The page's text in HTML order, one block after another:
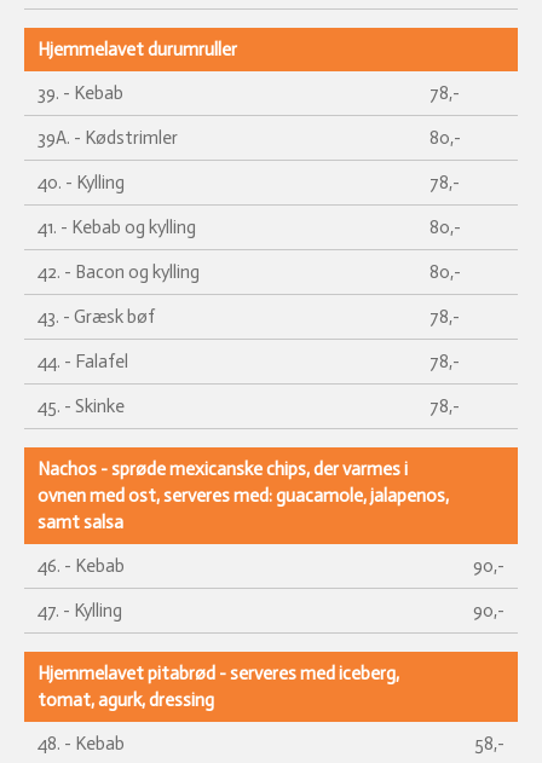
Hjemmelavet durumruller
39. - Kebab
78,-
39A. - Kødstrimler 80,-
40. - Kylling 78,-
41. - Kebab og kylling 80,-
42. - Bacon og kylling 80,-
43. - Græsk bøf 78,-
44. - Falafel 78,-
45. - Skinke 78,-
Nachos - sprøde mexicanske chips, der varmes i
ovnen med ost, serveres med: guacamole, jalapenos,
samt salsa
46. - Kebab
90,-
47. - Kylling 90,-
Hjemmelavet pitabrød - serveres med iceberg,
tomat, agurk, dressing
48. - Kebab
58,-